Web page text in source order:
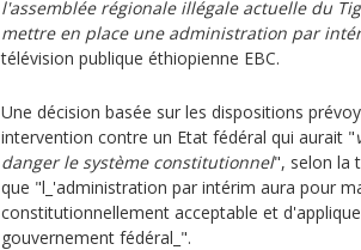
l'assemblée régionale illégale actuelle du
mettre en place une administration par
télévision publique éthiopienne EBC.
Une décision basée sur les dispositions
intervention contre un Etat fédéral qui aurait "
danger le système constitutionnel", selon la
que "l_'administration par intérim aura pour
constitutionnellement acceptable et
gouvernement fédéral_".